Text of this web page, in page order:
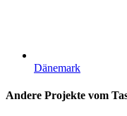
Dänemark
Andere Projekte vom